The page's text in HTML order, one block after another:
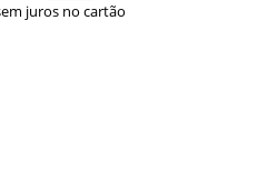
juros no cartão